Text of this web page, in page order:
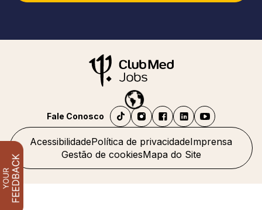
AcessibilidadePolítica de privacidadeImprensa
Gestão de cookiesMapa do Site
Fale Conosco